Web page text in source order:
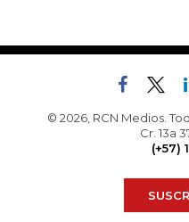
© 2026, RCN Medios.
Cr. 13a
(+57)